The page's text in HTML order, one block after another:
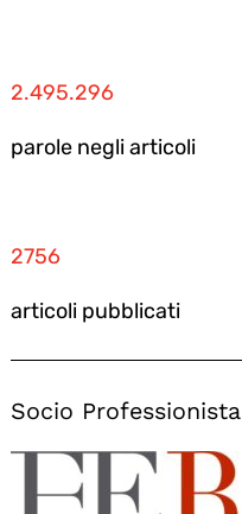
2.495.296
parole negli articoli
2756
articoli pubblicati
Socio Professionista